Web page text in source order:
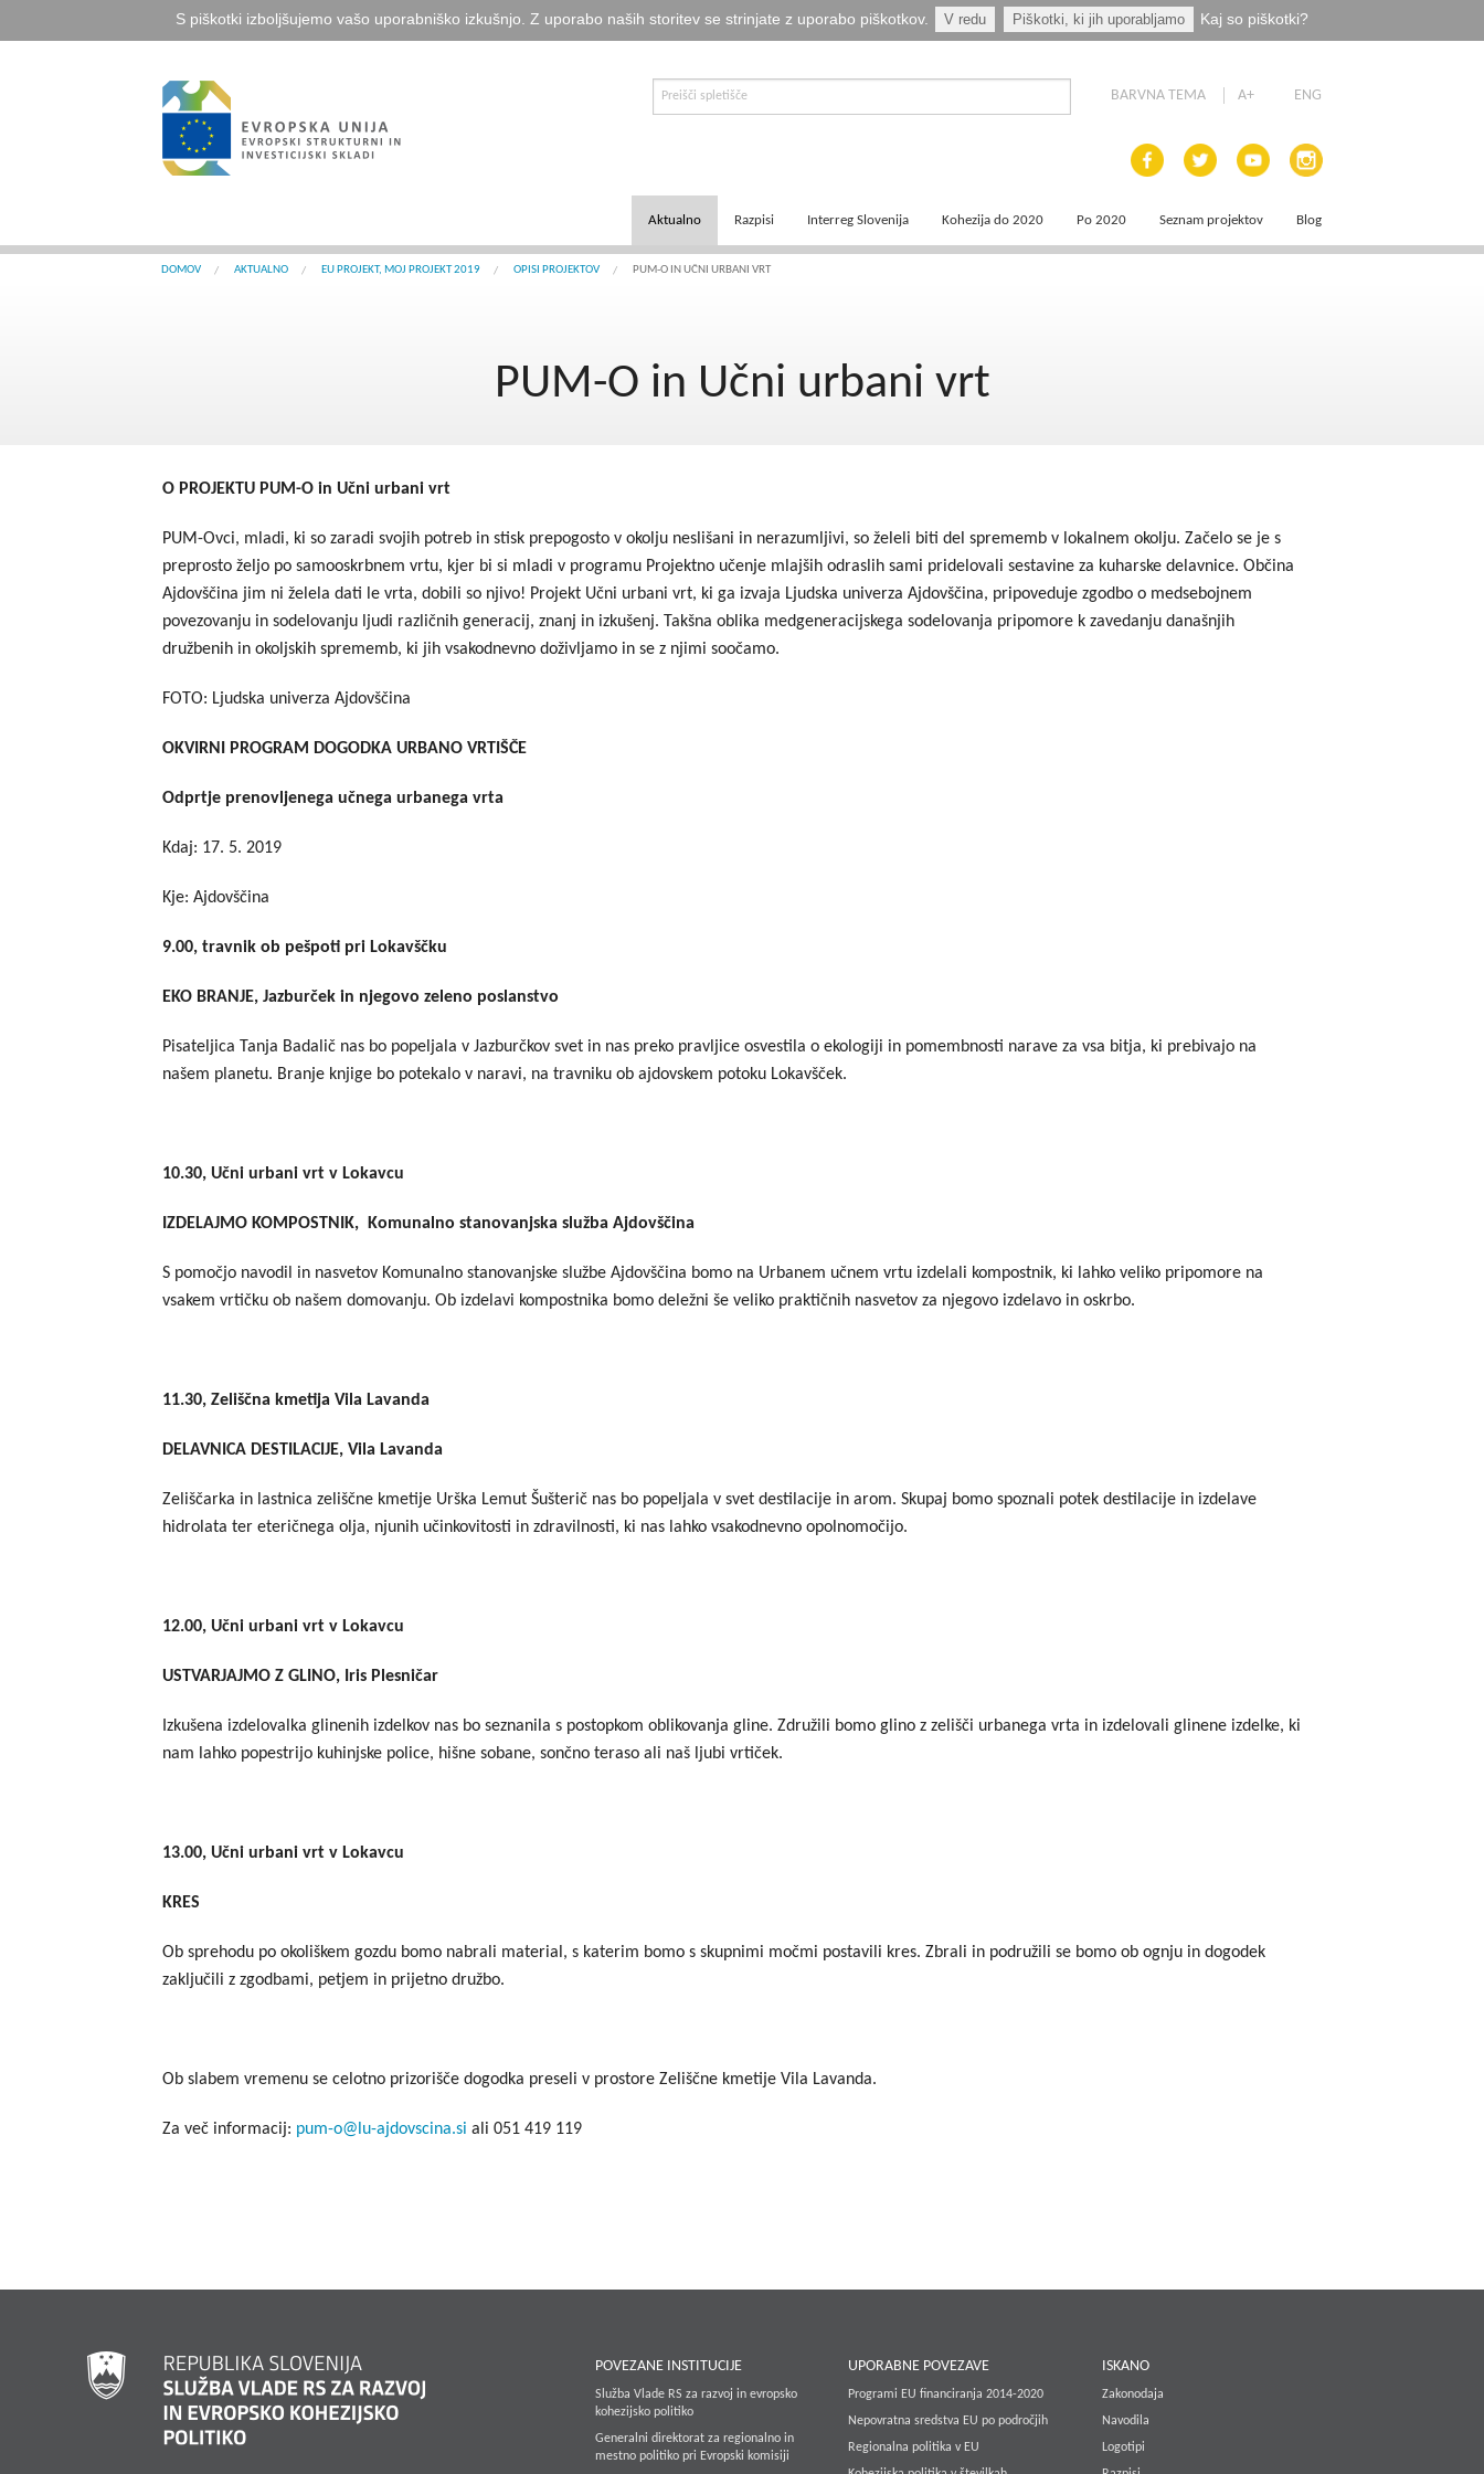
S piškotki izboljšujemo vašo uporabniško izkušnjo. Z uporabo naših storitev se strinjate z uporabo piškotkov. V redu Piškotki, ki jih uporabljamo Kaj so piškotki?
BARVNA TEMA A+ ENG
Aktualno
E-informator Vizija kohezija
Logotipi
EU projekt, moj projekt
Fotogalerija in videi
Razpisi
Aktualni razpisi
Napovedani razpisi
Interreg Slovenija
Medregionalno sodelovanje
Kohezija do 2020
Zakonodaja
Kohezija do 2013
Po 2020 Seznam projektov Blog
DOMOV AKTUALNO EU PROJEKT, MOJ PROJEKT 2019 OPISI PROJEKTOV PUM-O IN UČNI URBANI VRT
PUM-O in Učni urbani vrt
O PROJEKTU PUM-O in Učni urbani vrt
PUM-Ovci, mladi, ki so zaradi svojih potreb in stisk prepogosto v okolju neslišani in nerazumljivi, so želeli biti del sprememb v lokalnem okolju. Začelo se je s
preprosto željo po samooskrbnem vrtu, kjer bi si mladi v programu Projektno učenje mlajših odraslih sami pridelovali sestavine za kuharske delavnice. Občina
Ajdovščina jim ni želela dati le vrta, dobili so njivo! Projekt Učni urbani vrt, ki ga izvaja Ljudska univerza Ajdovščina, pripoveduje zgodbo o medsebojnem
povezovanju in sodelovanju ljudi različnih generacij, znanj in izkušenj. Takšna oblika medgeneracijskega sodelovanja pripomore k zavedanju današnjih
družbenih in okoljskih sprememb, ki jih vsakodnevno doživljamo in se z njimi soočamo.
FOTO: Ljudska univerza Ajdovščina
OKVIRNI PROGRAM DOGODKA URBANO VRTIŠČE
Odprtje prenovljenega učnega urbanega vrta
Kdaj: 17. 5. 2019
Kje: Ajdovščina
9.00, travnik ob pešpoti pri Lokavščku
EKO BRANJE, Jazburček in njegovo zeleno poslanstvo
Pisateljica Tanja Badalič nas bo popeljala v Jazburčkov svet in nas preko pravljice osvestila o ekologiji in pomembnosti narave za vsa bitja, ki prebivajo na
našem planetu. Branje knjige bo potekalo v naravi, na travniku ob ajdovskem potoku Lokavšček.
10.30, Učni urbani vrt v Lokavcu
IZDELAJMO KOMPOSTNIK, Komunalno stanovanjska služba Ajdovščina
S pomočjo navodil in nasvetov Komunalno stanovanjske službe Ajdovščina bomo na Urbanem učnem vrtu izdelali kompostnik, ki lahko veliko pripomore na
vsakem vrtičku ob našem domovanju. Ob izdelavi kompostnika bomo deležni še veliko praktičnih nasvetov za njegovo izdelavo in oskrbo.
11.30, Zeliščna kmetija Vila Lavanda
DELAVNICA DESTILACIJE, Vila Lavanda
Zeliščarka in lastnica zeliščne kmetije Urška Lemut Šušterič nas bo popeljala v svet destilacije in arom. Skupaj bomo spoznali potek destilacije in izdelave
hidrolata ter eteričnega olja, njunih učinkovitosti in zdravilnosti, ki nas lahko vsakodnevno opolnomočijo.
12.00, Učni urbani vrt v Lokavcu
USTVARJAJMO Z GLINO, Iris Plesničar
Izkušena izdelovalka glinenih izdelkov nas bo seznanila s postopkom oblikovanja gline. Združili bomo glino z zelišči urbanega vrta in izdelovali glinene izdelke, ki
nam lahko popestrijo kuhinjske police, hišne sobane, sončno teraso ali naš ljubi vrtiček.
13.00, Učni urbani vrt v Lokavcu
KRES
Ob sprehodu po okoliškem gozdu bomo nabrali material, s katerim bomo s skupnimi močmi postavili kres. Zbrali in podružili se bomo ob ognju in dogodek
zaključili z zgodbami, petjem in prijetno družbo.
Ob slabem vremenu se celotno prizorišče dogodka preseli v prostore Zeliščne kmetije Vila Lavanda.
Za več informacij: pum-o@lu-ajdovscina.si ali 051 419 119
POVEZANE INSTITUCIJE
Služba Vlade RS za razvoj in evropsko
kohezijsko politiko
Generalni direktorat za regionalno in
mestno politiko pri Evropski komisiji
UPORABNE POVEZAVE
Programi EU financiranja 2014-2020
Nepovratna sredstva EU po področjih
Regionalna politika v EU
ISKANO
Zakonodaja
Navodila
Logotipi